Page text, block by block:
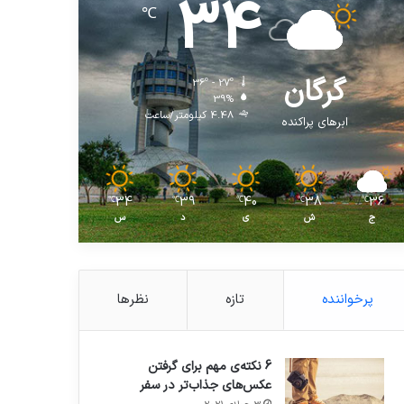
گرگان
ابرهای پراکنده
34
℃
36º - 27º
39%
4.48 کیلومتر/ساعت
36
℃
ج
38
℃
ش
40
℃
ی
39
℃
د
34
℃
س
پرخواننده تازه نظرها
6 نکته‌ی مهم برای گرفتن
عکس‌های جذاب‌تر در سفر